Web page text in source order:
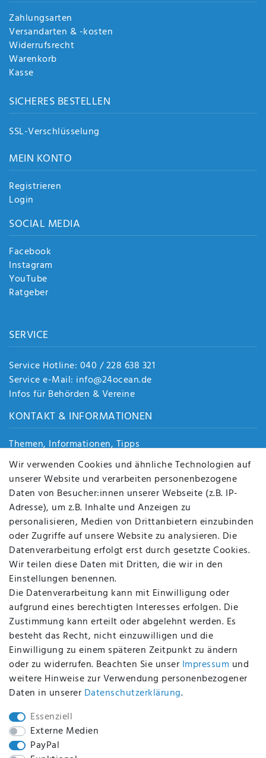
Zahlungsarten
Versandarten & -kosten
Widerrufsrecht
Warenkorb
Kasse
SICHERES BESTELLEN
SSL-Verschlüsselung
MEIN KONTO
Registrieren
Login
SOCIAL MEDIA
Facebook
Instagram
YouTube
Ratgeber
SERVICE
Service Hotline: 040 / 228 638 321
Service e-Mail: info@24ocean.de
Infos für Behörden & Vereine
KONTAKT & INFORMATIONEN
Themen, Informationen, Tipps
Jobs
Über uns
Kontakt
Datenschutz
AGB
FAQ
Batterieentsorgung
Altölverordnung
Impressum
BEQUEM UND SICHER BEZAHLEN MIT
BEI UNS SIND SIE SICHER!
WIR VERSENDEN MIT
Wir verwenden Cookies und ähnliche Technologien auf
unserer Website und verarbeiten personenbezogene
Daten von Besucher:innen unserer Webseite (z.B. IP-
Adresse), um z.B. Inhalte und Anzeigen zu
personalisieren, Medien von Drittanbietern einzubinden
oder Zugriffe auf unsere Website zu analysieren. Die
Datenverarbeitung erfolgt erst durch gesetzte Cookies.
Wir teilen diese Daten mit Dritten, die wir in den
Einstellungen benennen.
Die Datenverarbeitung kann mit Einwilligung oder
aufgrund eines berechtigten Interesses erfolgen. Die
Zustimmung kann erteilt oder abgelehnt werden. Es
besteht das Recht, nicht einzuwilligen und die
Einwilligung zu einem späteren Zeitpunkt zu ändern
oder zu widerrufen. Beachten Sie unser Impressum und
weitere Hinweise zur Verwendung personenbezogener
Daten in unserer Daten­schutz­erklärung.
Essenziell
Externe Medien
PayPal